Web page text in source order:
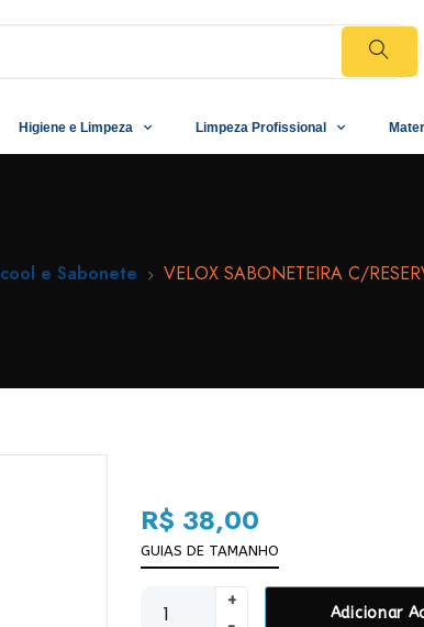
Higiene e Limpeza Limpeza Profissional
e Sabonete VELOX SABONETEIRA C/
R$ 38,00
GUIAS DE TAMANHO
Adicionar